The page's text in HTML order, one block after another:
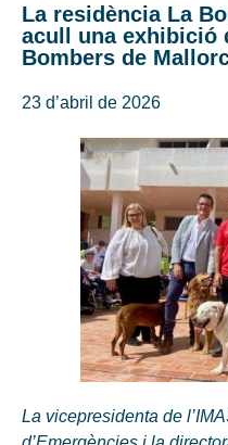
La residència La
acull una exhibició
Bombers de
23 d’abril de 2026
La vicepresidenta de